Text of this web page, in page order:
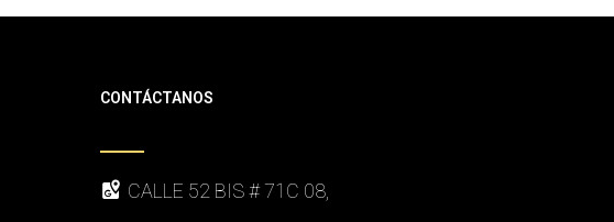
CONTÁCTANOS
CALLE 52 BIS # 71C 08,